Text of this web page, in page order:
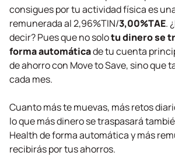
consigues por tu actividad física es
remunerada al 2,96%TIN/3,00%TAE.
decir? Pues que no solotu dinero se
forma automáticade tu cuenta
de ahorro con Move to Save, sino que
cada mes.
Cuanto más te muevas, más retos
lo que más dinero se traspasará
Health de forma automática y más
recibirás por tus ahorros.